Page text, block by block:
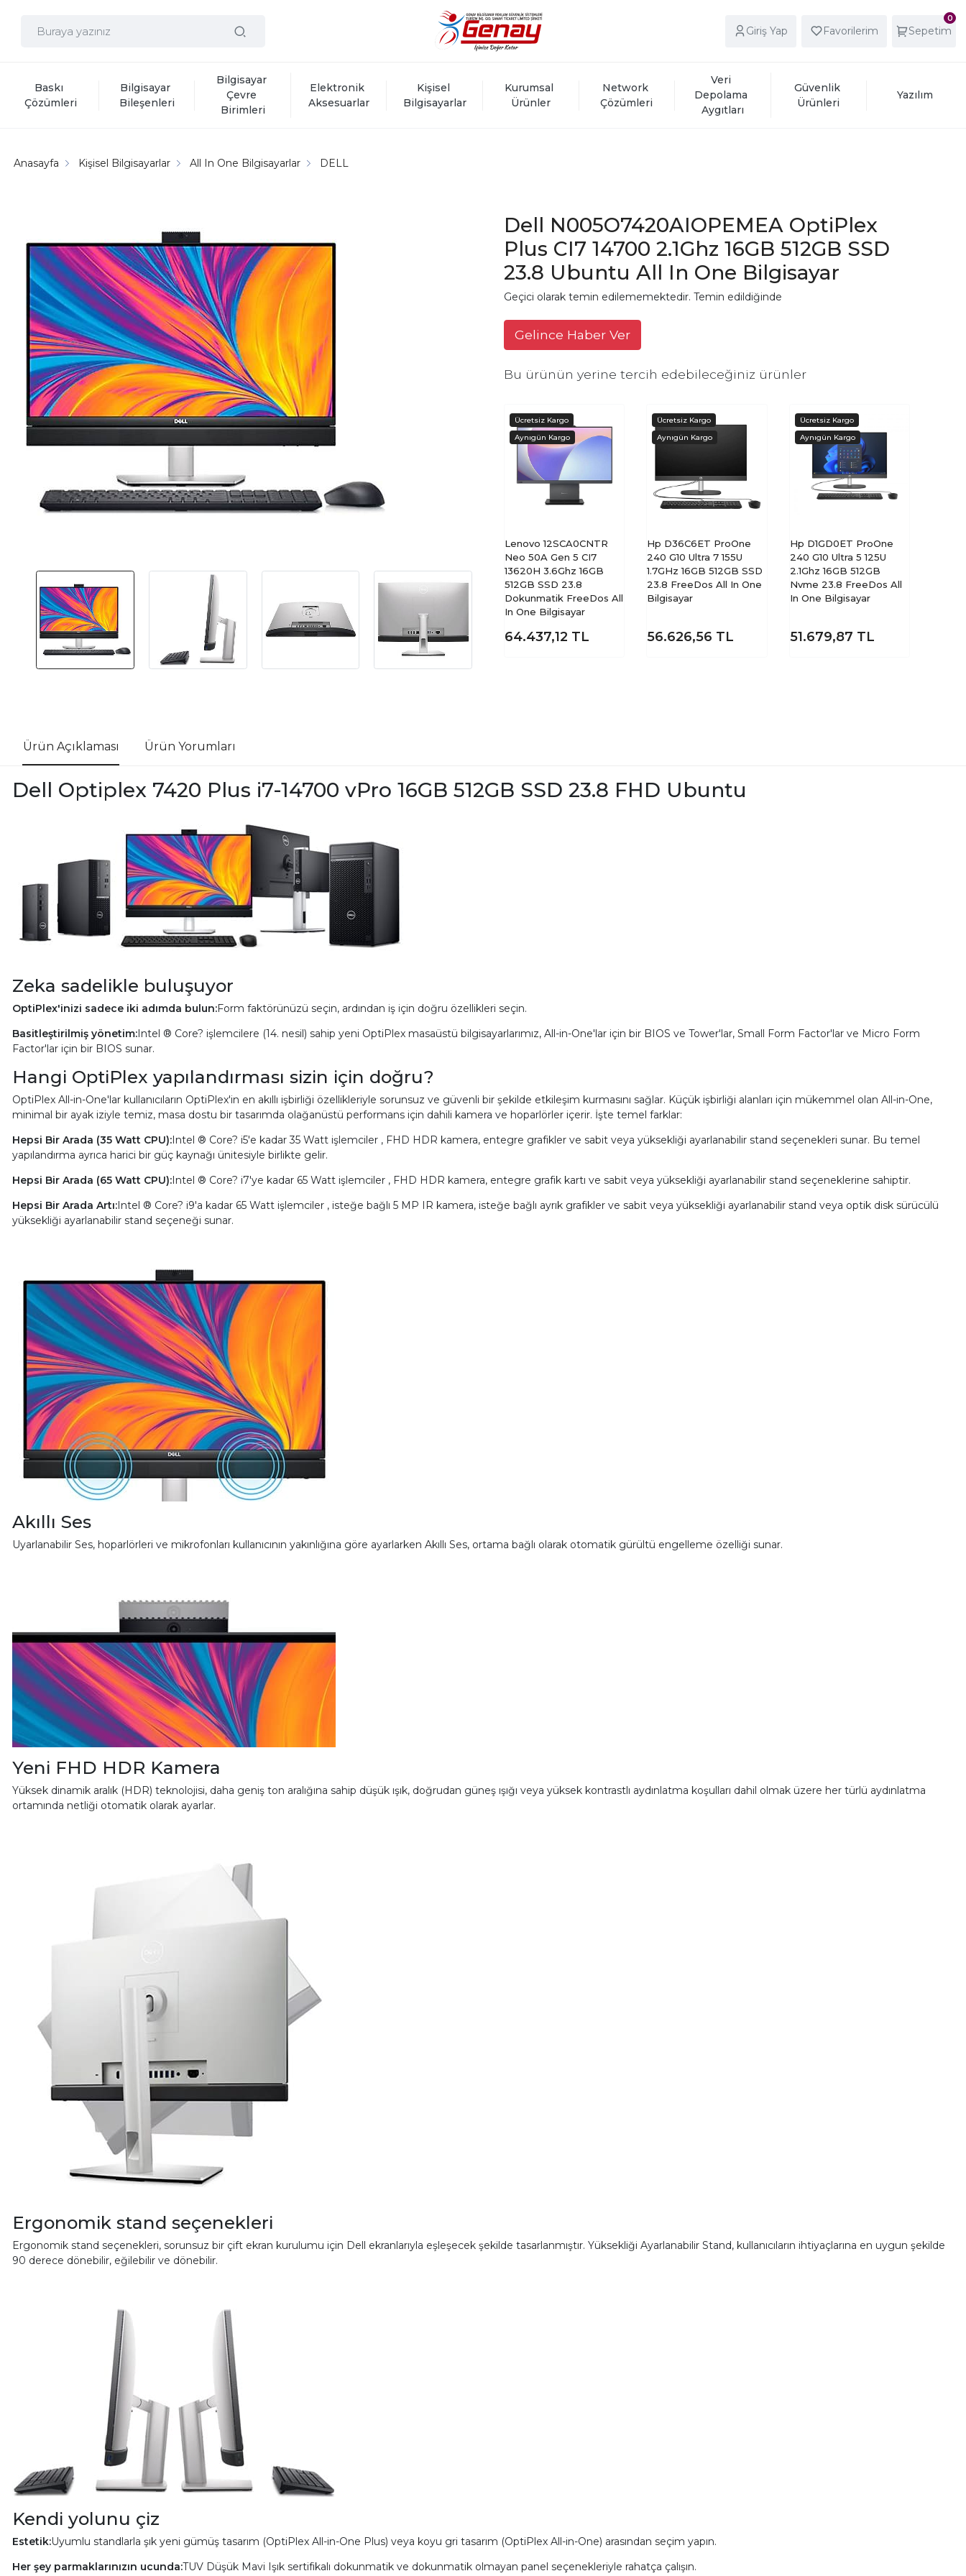
Giriş Yap Favorilerim
0
Sepetim
Baskı
Çözümleri
Bilgisayar
Bileşenleri
Bilgisayar
Çevre
Birimleri
Elektronik
Aksesuarlar
Kişisel
Bilgisayarlar
Kurumsal
Ürünler
Network
Çözümleri
Veri
Depolama
Aygıtları
Güvenlik
Ürünleri
Yazılım
Anasayfa Kişisel Bilgisayarlar All In One Bilgisayarlar DELL
Dell N005O7420AIOPEMEA OptiPlex
Plus CI7 14700 2.1Ghz 16GB 512GB SSD
23.8 Ubuntu All In One Bilgisayar
Geçici olarak temin edilememektedir. Temin edildiğinde
Gelince Haber Ver
Bu ürünün yerine tercih edebileceğiniz ürünler
Lenovo 12SCA0CNTR
Neo 50A Gen 5 CI7
13620H 3.6Ghz 16GB
512GB SSD 23.8
Dokunmatik FreeDos All
In One Bilgisayar
64.437,12 TL
Hp D36C6ET ProOne
240 G10 Ultra 7 155U
1.7GHz 16GB 512GB SSD
23.8 FreeDos All In One
Bilgisayar
56.626,56 TL
Hp D1GD0ET ProOne
240 G10 Ultra 5 125U
2.1Ghz 16GB 512GB
Nvme 23.8 FreeDos All
In One Bilgisayar
51.679,87 TL
Ürün Açıklaması Ürün Yorumları
Dell Optiplex 7420 Plus i7-14700 vPro 16GB 512GB SSD 23.8 FHD Ubuntu
Zeka sadelikle buluşuyor
OptiPlex'inizi sadece iki adımda bulun:Form faktörünüzü seçin, ardından iş için doğru özellikleri seçin.
Basitleştirilmiş yönetim:Intel ® Core? işlemcilere (14. nesil) sahip yeni OptiPlex masaüstü bilgisayarlarımız, All-in-One'lar için bir BIOS ve Tower'lar, Small Form Factor'lar ve Micro Form
Factor'lar için bir BIOS sunar.
Hangi OptiPlex yapılandırması sizin için doğru?
OptiPlex All-in-One'lar kullanıcıların OptiPlex'in en akıllı işbirliği özellikleriyle sorunsuz ve güvenli bir şekilde etkileşim kurmasını sağlar. Küçük işbirliği alanları için mükemmel olan All-in-One,
minimal bir ayak iziyle temiz, masa dostu bir tasarımda olağanüstü performans için dahili kamera ve hoparlörler içerir. İşte temel farklar:
Hepsi Bir Arada (35 Watt CPU):Intel ® Core? i5'e kadar 35 Watt işlemciler , FHD HDR kamera, entegre grafikler ve sabit veya yüksekliği ayarlanabilir stand seçenekleri sunar. Bu temel
yapılandırma ayrıca harici bir güç kaynağı ünitesiyle birlikte gelir.
Hepsi Bir Arada (65 Watt CPU):Intel ® Core? i7'ye kadar 65 Watt işlemciler , FHD HDR kamera, entegre grafik kartı ve sabit veya yüksekliği ayarlanabilir stand seçeneklerine sahiptir.
Hepsi Bir Arada Artı:Intel ® Core? i9'a kadar 65 Watt işlemciler , isteğe bağlı 5 MP IR kamera, isteğe bağlı ayrık grafikler ve sabit veya yüksekliği ayarlanabilir stand veya optik disk sürücülü
yüksekliği ayarlanabilir stand seçeneği sunar.
Akıllı Ses
Uyarlanabilir Ses, hoparlörleri ve mikrofonları kullanıcının yakınlığına göre ayarlarken Akıllı Ses, ortama bağlı olarak otomatik gürültü engelleme özelliği sunar.
Yeni FHD HDR Kamera
Yüksek dinamik aralık (HDR) teknolojisi, daha geniş ton aralığına sahip düşük ışık, doğrudan güneş ışığı veya yüksek kontrastlı aydınlatma koşulları dahil olmak üzere her türlü aydınlatma
ortamında netliği otomatik olarak ayarlar.
Ergonomik stand seçenekleri
Ergonomik stand seçenekleri, sorunsuz bir çift ekran kurulumu için Dell ekranlarıyla eşleşecek şekilde tasarlanmıştır. Yüksekliği Ayarlanabilir Stand, kullanıcıların ihtiyaçlarına en uygun şekilde
90 derece dönebilir, eğilebilir ve dönebilir.
Kendi yolunu çiz
Estetik:Uyumlu standlarla şık yeni gümüş tasarım (OptiPlex All-in-One Plus) veya koyu gri tasarım (OptiPlex All-in-One) arasından seçim yapın.
Her şey parmaklarınızın ucunda:TUV Düşük Mavi Işık sertifikalı dokunmatik ve dokunmatik olmayan panel seçenekleriyle rahatça çalışın.